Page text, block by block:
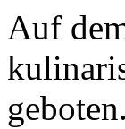
Auf
geboten.